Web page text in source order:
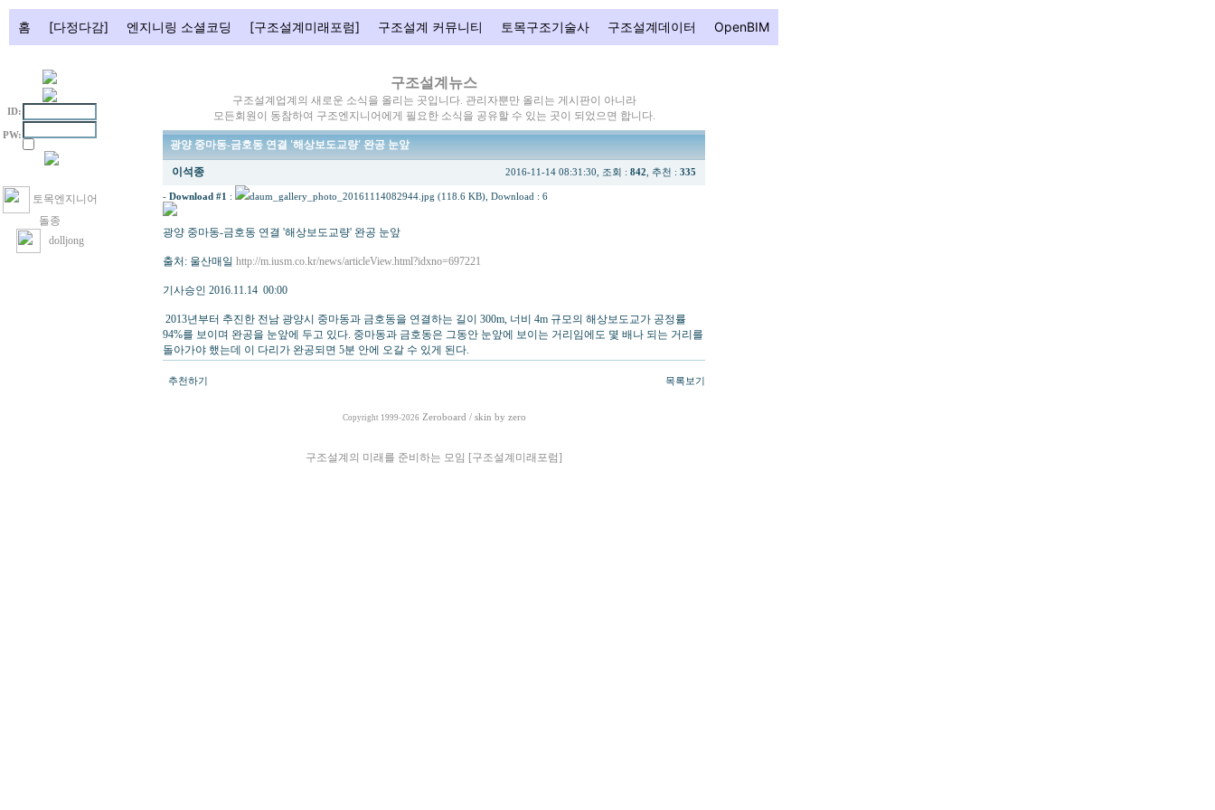
홈 [다정다감] 엔지니링 소셜코딩 [구조설계미래포럼] 구조설계 커뮤니티 토목구조기술사 구조설계데이터 OpenBIM
ID:
PW:
토목엔지니어
돌종
dolljong
구조설계뉴스
구조설계업계의 새로운 소식을 올리는 곳입니다. 관리자뿐만 올리는 게시판이 아니라
모든회원이 동참하여 구조엔지니어에게 필요한 소식을 공유할 수 있는 곳이 되었으면 합니다.
광양 중마동-금호동 연결 '해상보도교량' 완공 눈앞
이석종 2016-11-14 08:31:30, 조회 : 842 , 추천 : 335
- Download #1 : daum_gallery_photo_20161114082944.jpg (118.6 KB) , Download : 6
광양 중마동-금호동 연결 '해상보도교량' 완공 눈앞
출처: 울산매일 http://m.iusm.co.kr/news/articleView.html?idxno=697221
기사승인 2016.11.14 00:00
2013년부터 추진한 전남 광양시 중마동과 금호동을 연결하는 길이 300m, 너비 4m 규모의 해상보도교가 공정률
94%를 보이며 완공을 눈앞에 두고 있다. 중마동과 금호동은 그동안 눈앞에 보이는 거리임에도 몇 배나 되는 거리를
돌아가야 했는데 이 다리가 완공되면 5분 안에 오갈 수 있게 된다.
추천하기 목록보기
Copyright 1999-2026 Zeroboard / skin by zero
구조설계의 미래를 준비하는 모임 [구조설계미래포럼]